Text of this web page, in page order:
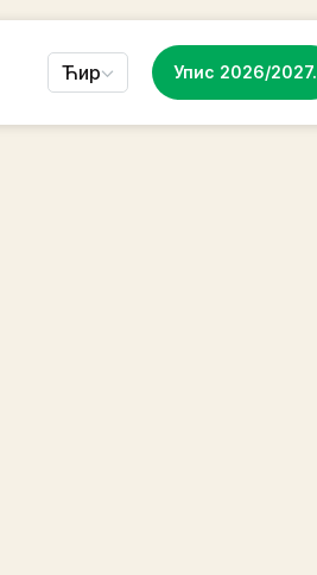
Ћир Упис 2026/2027.